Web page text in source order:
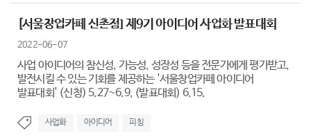
[서울창업카페 신촌점] 제9기 아이디어 사업화 발표대회
2022-06-07
사업 아이디어의 참신성, 가능성, 성장성 등을 전문가에게 평가받고,
발전시킬 수 있는 기회를 제공하는 '서울창업카페 아이디어
발표대회' (신청) 5.27~6.9, (발표대회) 6.15.
사업화 아이디어 피칭